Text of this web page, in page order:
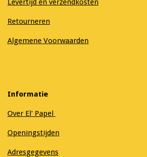
Levertijd en verzendkosten
Retourneren
Algemene Voorwaarden
Informatie
Over El' Papel
Openingstijden
Adresgegevens